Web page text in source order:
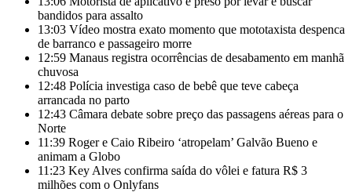
bandidos para assalto
13:03 Vídeo mostra exato momento que mototaxista despenca
de barranco e passageiro morre
12:59 Manaus registra ocorrências de desabamento em manhã
chuvosa
12:48 Polícia investiga caso de bebê que teve cabeça
arrancada no parto
12:43 Câmara debate sobre preço das passagens aéreas para o
Norte
11:39 Roger e Caio Ribeiro ‘atropelam’ Galvão Bueno e
animam a Globo
11:23 Key Alves confirma saída do vôlei e fatura R$ 3
milhões com o Onlyfans